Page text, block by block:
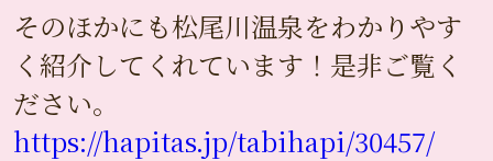
そのほかにも松尾川温泉をわかりやす
く紹介してくれています！是非ご覧く
ださい。
https://hapitas.jp/tabihapi/30457/